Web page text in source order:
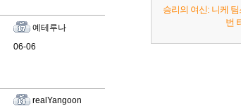
예테루나
06-06
realYangoon
승리의 여신: 니케
번